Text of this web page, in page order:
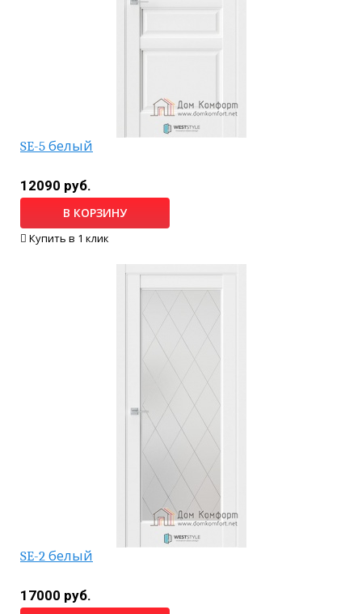
SE-5 белый
12090 руб.
В КОРЗИНУ
Купить в 1 клик
SE-2 белый
17000 руб.